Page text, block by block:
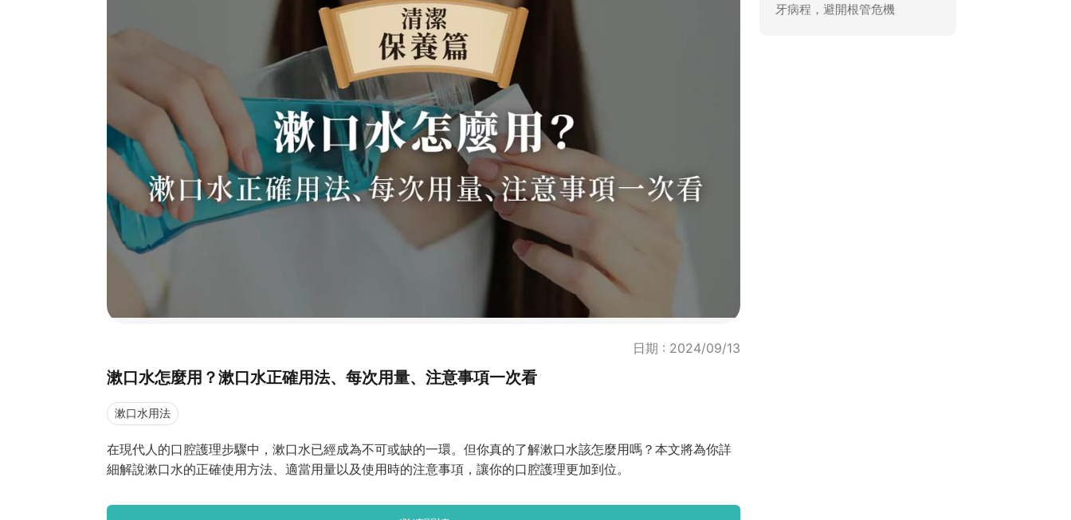
日期 : 2024/09/13
漱口水怎麼用？漱口水正確用法、每次用量、注意事項一次看
漱口水用法
在現代人的口腔護理步驟中，漱口水已經成為不可或缺的一環。但你真的了解漱口水該怎麼用嗎？本文將為你詳
細解說漱口水的正確使用方法、適當用量以及使用時的注意事項，讓你的口腔護理更加到位。
牙病程，避開根管危機